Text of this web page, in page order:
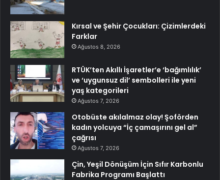
Kırsal ve Şehir Çocukları: Çizimlerdeki
Farklar
Ağustos 8, 2026
RTÜK’ten Akıllı İşaretler’e ‘bağımlılık’
ve ‘uygunsuz dil’ sembolleri ile yeni
yaş kategorileri
Ağustos 7, 2026
Otobüste akılalmaz olay! Şoförden
kadın yolcuya “İç çamaşırını gel al”
çağrısı
Ağustos 7, 2026
Çin, Yeşil Dönüşüm İçin Sıfır Karbonlu
Fabrika Programı Başlattı